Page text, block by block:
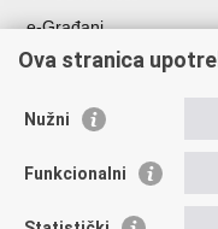
e-Građani
Pristup
Pravo na pristup
Pristup otvorenim
Važne poveznice
Ova stranica
Nužni
Funkcionalni